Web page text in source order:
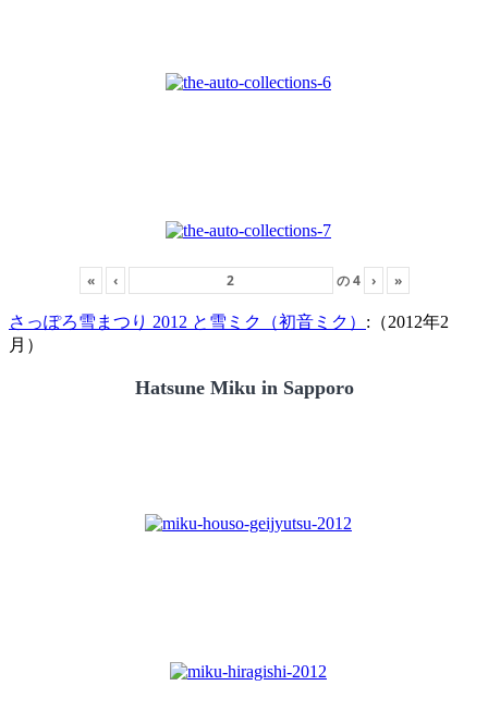
« ‹ の4 › »
さっぽろ雪まつり 2012 と雪ミク（初音ミク） :（2012年2
月）
Hatsune Miku in Sapporo